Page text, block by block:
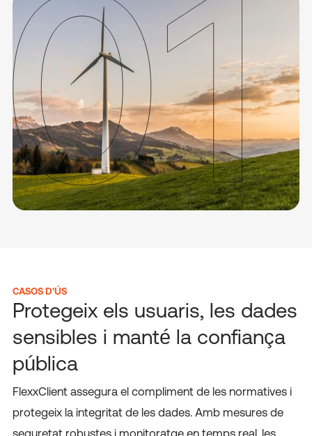
CASOS D'ÚS
Protegeix els usuaris, les dades
sensibles i manté la confiança
pública
FlexxClient assegura el compliment de les normatives i
protegeix la integritat de les dades. Amb mesures de
seguretat robustes i monitoratge en temps real, les